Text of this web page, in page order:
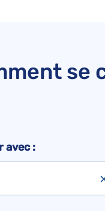
se
avec :